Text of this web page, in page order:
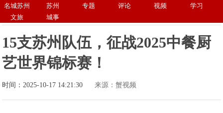
名城苏州 苏州 专题 评论 视频
学习
文旅
城事
15支苏州队伍，征战2025中餐厨
艺世界锦标赛！
时间：2025-10-17 14:21:30 来源：蟹视频